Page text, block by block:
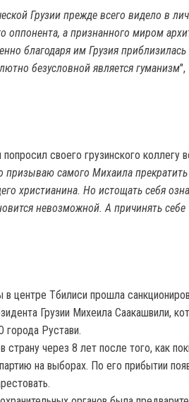
Грузии прежде всего видело в
оппонента, а признанного миром
благодаря им Грузия приблизилась
безусловной является гуманизм",
своего грузинского коллегу
призываю самого Михаила прекратить
христианина. Но истощать себя
невозможной. А причинять себе
центре Тбилиси прошла
Грузии Михеила Саакашвили,
Рустави.
страну через 8 лет после того, как
на выборах. По его прибытии